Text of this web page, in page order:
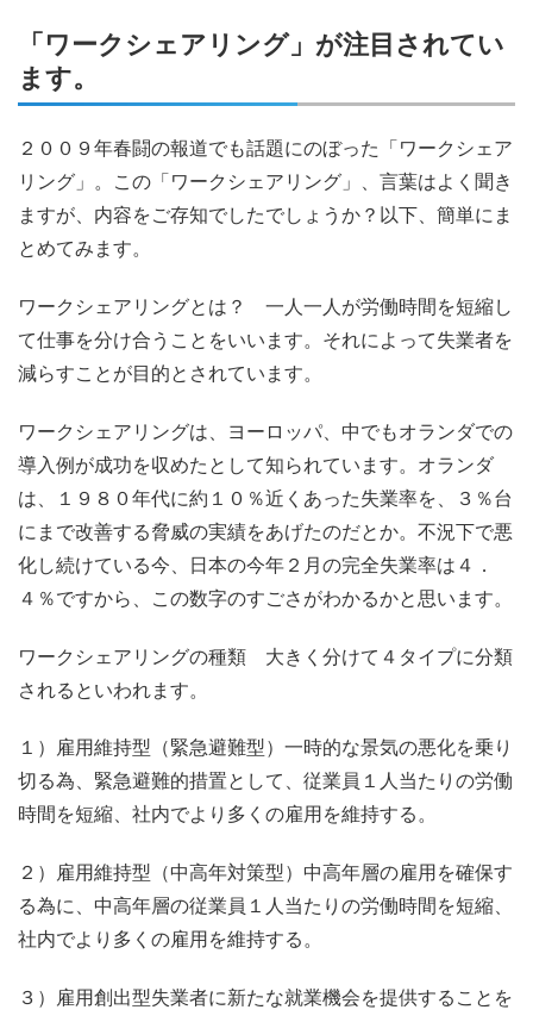
「ワークシェアリング」が注目されてい
ます。
２００９年春闘の報道でも話題にのぼった「ワークシェア
リング」。この「ワークシェアリング」、言葉はよく聞き
ますが、内容をご存知でしたでしょうか？以下、簡単にま
とめてみます。
ワークシェアリングとは？ 一人一人が労働時間を短縮し
て仕事を分け合うことをいいます。それによって失業者を
減らすことが目的とされています。
ワークシェアリングは、ヨーロッパ、中でもオランダでの
導入例が成功を収めたとして知られています。オランダ
は、１９８０年代に約１０％近くあった失業率を、３％台
にまで改善する脅威の実績をあげたのだとか。不況下で悪
化し続けている今、日本の今年２月の完全失業率は４．
４％ですから、この数字のすごさがわかるかと思います。
ワークシェアリングの種類 大きく分けて４タイプに分類
されるといわれます。
１）雇用維持型（緊急避難型）一時的な景気の悪化を乗り
切る為、緊急避難的措置として、従業員１人当たりの労働
時間を短縮、社内でより多くの雇用を維持する。
２）雇用維持型（中高年対策型）中高年層の雇用を確保す
る為に、中高年層の従業員１人当たりの労働時間を短縮、
社内でより多くの雇用を維持する。
３）雇用創出型失業者に新たな就業機会を提供することを